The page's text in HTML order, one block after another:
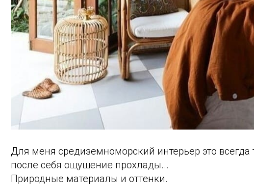
Для меня средиземноморский интерьер это всегда
после себя ощущение прохлады...
Природные материалы и оттенки.